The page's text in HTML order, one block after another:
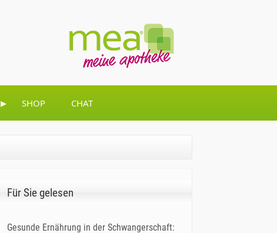
▸ SHOP CHAT
Für Sie gelesen
Gesunde Ernährung in der Schwangerschaft: